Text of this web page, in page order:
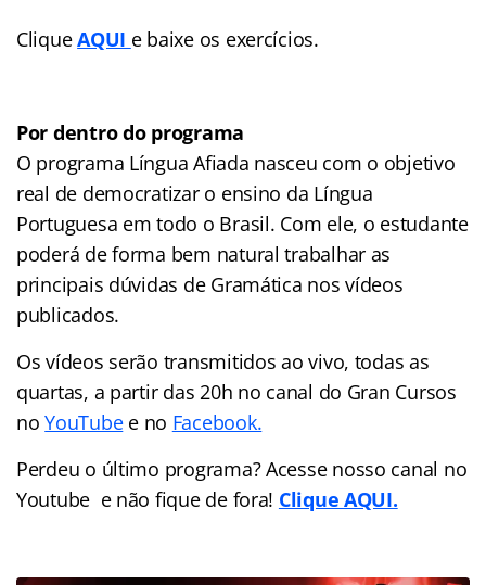
CliqueAQUI e baixe os exercícios.
Por dentro do programa
O programa Língua Afiada nasceu com o objetivo
real de democratizar o ensino da Língua
Portuguesa em todo o Brasil. Com ele, o estudante
poderá de forma bem natural trabalhar as
principais dúvidas de Gramática nos vídeos
publicados.
Os vídeos serão transmitidos ao vivo, todas as
quartas, a partir das 20h no canal do Gran Cursos
noYouTubee no Facebook.
Perdeu o último programa? Acesse nosso canal no
Youtube e não fique de fora! Clique AQUI.